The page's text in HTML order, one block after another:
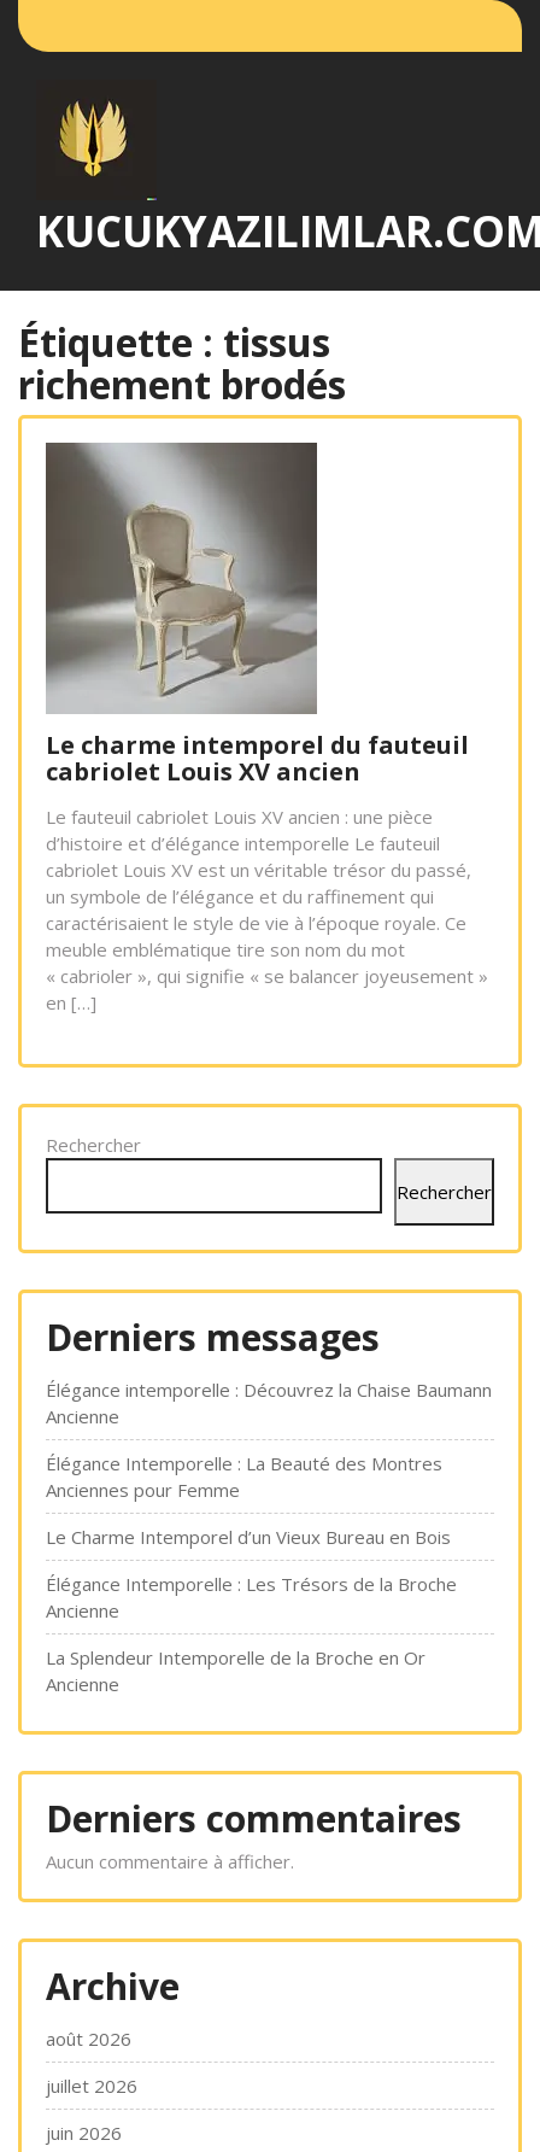
Étiquette : tissus
richement brodés
Le charme intemporel du fauteuil
cabriolet Louis XV ancien
Le fauteuil cabriolet Louis XV ancien : une pièce
d’histoire et d’élégance intemporelle Le fauteuil
cabriolet Louis XV est un véritable trésor du passé,
un symbole de l’élégance et du raffinement qui
caractérisaient le style de vie à l’époque royale. Ce
meuble emblématique tire son nom du mot
« cabrioler », qui signifie « se balancer joyeusement »
en […]
Rechercher
Rechercher
Derniers messages
Élégance intemporelle : Découvrez la Chaise Baumann
Ancienne
Élégance Intemporelle : La Beauté des Montres
Anciennes pour Femme
Le Charme Intemporel d’un Vieux Bureau en Bois
Élégance Intemporelle : Les Trésors de la Broche
Ancienne
La Splendeur Intemporelle de la Broche en Or
Ancienne
Derniers commentaires
Aucun commentaire à afficher.
Archive
août 2026
juillet 2026
juin 2026